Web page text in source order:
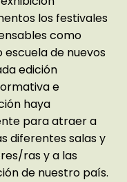
los festivales
como
de nuevos
edición
e
haya
para atraer a
diferentes salas y
ras y a las
de nuestro país.